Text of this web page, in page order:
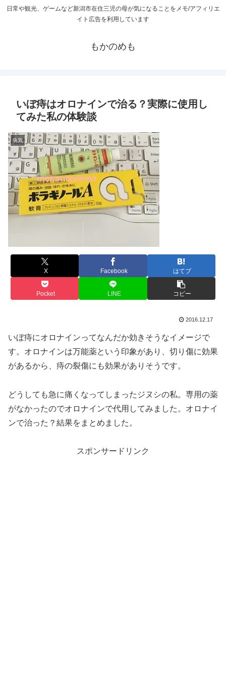
日常や観光、ゲームなど新潟市在住三児の母が気になることをメモ/アフィリエ
イト広告を利用しています
もかのめも
いぼ痔はオロナインで治る？実際に使用し
てみた私の体験談
病気
X Facebook はてブ
Pocket LINE コピー
2016.12.17
いぼ痔にオロナインってなんだか効きそうなイメージで
す。オロナインは万能薬という印象があり、切り傷に効果
があるから、痔の裂傷にも効果がありそうです。
どうしても急に痛くなってしまったジヌシの私。専用の薬
がなかったのでオロナインで代用してみました。オロナイ
ンで治った？結果をまとめました。
スポンサードリンク